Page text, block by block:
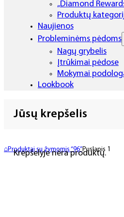
„Diamond
Produktų
Naujienos
Probleminėms pėdoms
Nagų grybelis
Įtrūkimai pėdose
Mokymai
Lookbook
Jūsų krepšelis
Krepšelyje nėra produktų.
⌂Produktai su žymomis “96” Puslapis 1